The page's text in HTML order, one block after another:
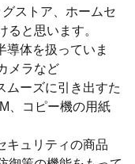
ストア、ホームセ
ると思います。
導体を扱っていま
メラなど
ムーズに引き出すた
、コピー機の用紙
キュリティの商品